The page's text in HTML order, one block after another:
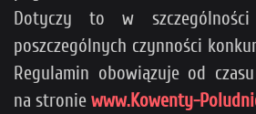
Dotyczy to w
poszczególnych czynności
Regulamin obowiązuje od
na stronie www.Kowenty-